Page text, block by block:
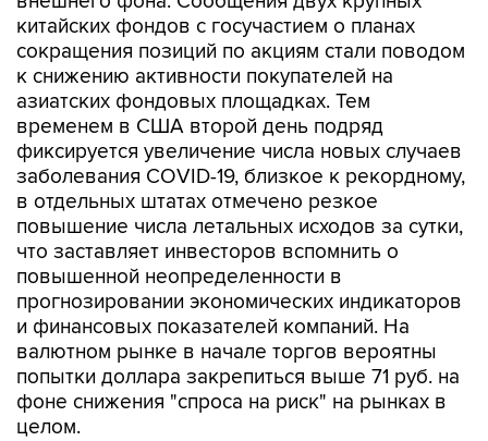
китайских фондов с госучастием о планах
сокращения позиций по акциям стали поводом
к снижению активности покупателей на
азиатских фондовых площадках. Тем
временем в США второй день подряд
фиксируется увеличение числа новых случаев
заболевания COVID-19, близкое к рекордному,
в отдельных штатах отмечено резкое
повышение числа летальных исходов за сутки,
что заставляет инвесторов вспомнить о
повышенной неопределенности в
прогнозировании экономических индикаторов
и финансовых показателей компаний. На
валютном рынке в начале торгов вероятны
попытки доллара закрепиться выше 71 руб. на
фоне снижения "спроса на риск" на рынках в
целом.